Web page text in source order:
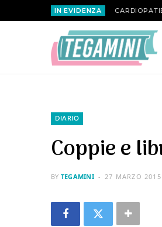
IN EVIDENZA MARIA
DIARIO
Coppie e
BY TEGAMINI 27 MARZO 2015